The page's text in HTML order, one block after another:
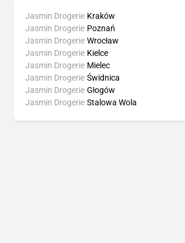
Jasmin Drogerie Kraków
Jasmin Drogerie Poznań
Jasmin Drogerie Wrocław
Jasmin Drogerie Kielce
Jasmin Drogerie Mielec
Jasmin Drogerie Świdnica
Jasmin Drogerie Głogów
Jasmin Drogerie Stalowa Wola